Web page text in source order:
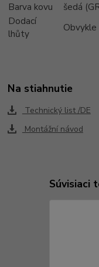
Barva kovu
šedá
Dodací
lhůty
Na stiahnutie
Technický list /DE
Montážní návod
Súvisiaci